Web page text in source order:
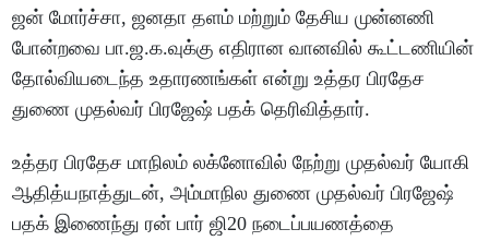
ஜன் மோர்ச்சா, ஜனதா தளம் மற்றும் தேசிய முன்னணி
போன்றவை பா.ஜ.க.வுக்கு எதிரான வானவில் கூட்டணியின்
தோல்வியடைந்த உதாரணங்கள் என்று உத்தர பிரதேச
துணை முதல்வர் பிரஜேஷ் பதக் தெரிவித்தார்.
உத்தர பிரதேச மாநிலம் லக்னோவில் நேற்று முதல்வர் யோகி
ஆதித்யநாத்துடன், அம்மாநில துணை முதல்வர் பிரஜேஷ்
பதக் இணைந்து ரன் பார் ஜி20 நடைப்பயணத்தை